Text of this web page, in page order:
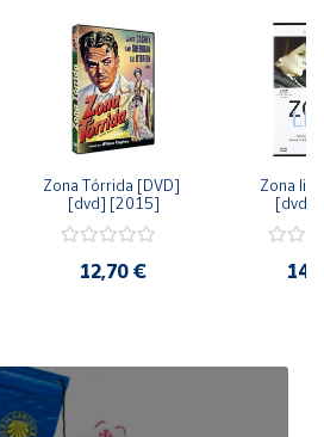
Zona Tórrida [DVD]
[dvd] [2015]
12,70 €
Zona
[dvd]